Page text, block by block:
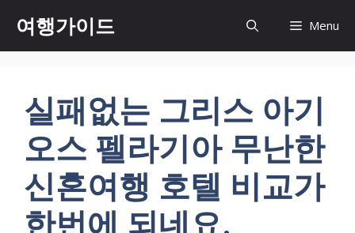
츠
여행가이드 Menu
실패없는 그리스 아기
오스 펠라기아 무난한
신혼여행 호텔 비교가
한번에 되네요.